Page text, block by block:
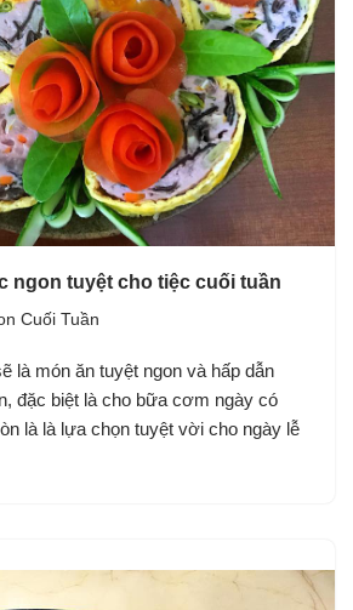
ngon tuyệt cho tiệc cuối tuần
Cuối Tuần
là món ăn tuyệt ngon và hấp dẫn
đặc biệt là cho bữa cơm ngày có
là là lựa chọn tuyệt vời cho ngày lễ